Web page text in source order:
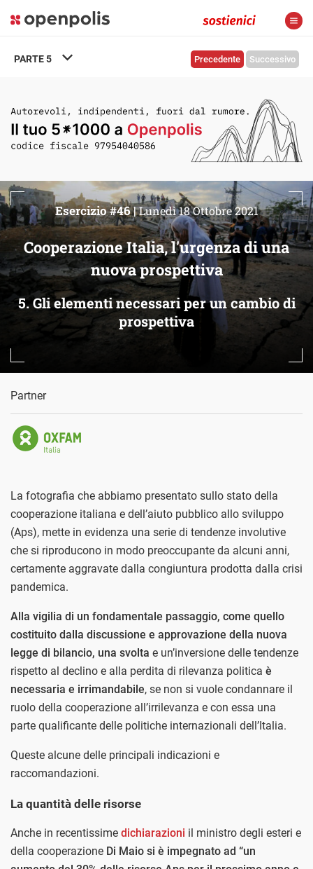
Precedente Successivo
PARTE5
Cooperazione Italia, l'urgenza di una
nuova prospettiva
5. Gli elementi necessari per un cambio di
prospettiva
Esercizio #46 |Lunedì 18 Ottobre 2021
Partner
La fotografia che abbiamo presentato sullo stato della
cooperazione italiana e dell’aiuto pubblico allo sviluppo
(Aps), mette in evidenza una serie di tendenze involutive
che si riproducono in modo preoccupante da alcuni anni,
certamente aggravate dalla congiuntura prodotta dalla crisi
pandemica.
Alla vigilia di un fondamentale passaggio, come quello
costituito dalla discussione e approvazione della nuova
legge di bilancio, una svolta e un’inversione delle tendenze
rispetto al declino e alla perdita di rilevanza politica è
necessaria e irrimandabile, se non si vuole condannare il
ruolo della cooperazione all’irrilevanza e con essa una
parte qualificante delle politiche internazionali dell’Italia.
Queste alcune delle principali indicazioni e
raccomandazioni.
La quantità delle risorse
Anche in recentissime dichiarazioni il ministro degli esteri e
della cooperazione Di Maio si è impegnato ad “un